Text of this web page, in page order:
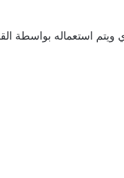
ويتم استعماله بواسطة